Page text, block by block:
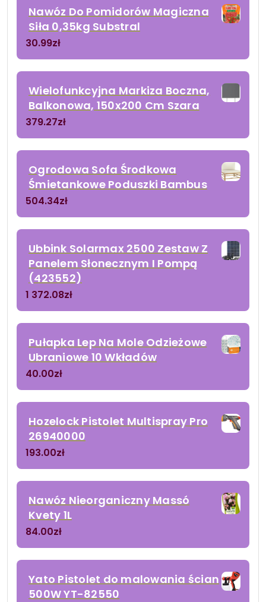
Nawóz Do Pomidorów Magiczna
Siła 0,35kg Substral
30.99zł
Wielofunkcyjna Markiza Boczna,
Balkonowa, 150x200 Cm Szara
379.27zł
Ogrodowa Sofa Środkowa
Śmietankowe Poduszki Bambus
504.34zł
Ubbink Solarmax 2500 Zestaw Z
Panelem Słonecznym I Pompą
(423552)
1 372.08zł
Pułapka Lep Na Mole Odzieżowe
Ubraniowe 10 Wkładów
40.00zł
Hozelock Pistolet Multispray Pro
26940000
193.00zł
Nawóz Nieorganiczny Massó
Kvety 1L
84.00zł
Yato Pistolet do malowania ścian
500W YT-82550